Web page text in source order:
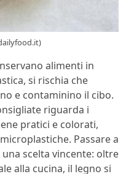
alimenti in
si rischia che
e contaminino il cibo.
riguarda i
pratici e colorati,
Passare a
scelta vincente: oltre
alla cucina, il legno si